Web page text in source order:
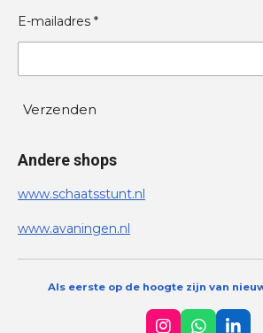
E-mailadres *
Verzenden
Andere shops
www.schaatsstunt.nl
www.avaningen.nl
Als eerste op de hoogte zijn van